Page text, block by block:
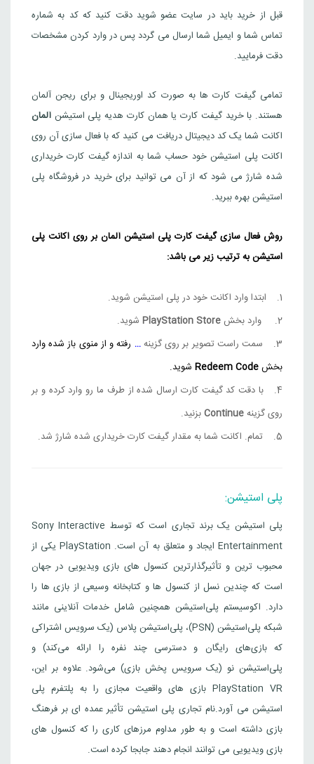
قبل از خرید باید در سایت عضو شوید دقت کنید که کد به شماره
تماس شما و ایمیل شما ارسال می گردد پس در وارد کردن مشخصات
دقت فرمایید.
تمامی گیفت کارت ها به صورت کد اوریجینال و برای ریجن آلمان
هستند. با خرید گیفت کارت یا همان کارت هدیه پلی استیشن آلمان
اکانت شما یک کد دیجیتال دریافت می کنید که با فعال سازی آن روی
اکانت پلی استیشن خود حساب شما به اندازه گیفت کارت خریداری
شده شارژ می شود که از آن می توانید برای خرید در فروشگاه پلی
استیشن بهره ببرید.
روش فعال سازی گیفت کارت پلی استیشن آلمان بر روی اکانت پلی
استیشن به ترتیب زیر می باشد:
ابتدا وارد اکانت خود در پلی استیشن شوید.
وارد بخش PlayStation Store شوید.
سمت راست تصویر بر روی گزینه… رفته و از منوی باز شده وارد
بخشRedeem Code شوید.
با دقت کد گیفت کارت ارسال شده از طرف ما رو وارد کرده و بر
روی گزینهContinueبزنید.
تمام. اکانت شما به مقدار گیفت کارت خریداری شده شارژ شد.
پلی استیشن:
پلی استیشن یک برند تجاری است که توسط Sony Interactive
Entertainment ایجاد و متعلق به آن است. PlayStation یکی از
محبوب ترین و تأثیرگذارترین کنسول های بازی ویدیویی در جهان
است که چندین نسل از کنسول ها و کتابخانه وسیعی از بازی ها را
دارد. اکوسیستم پلی‌استیشن همچنین شامل خدمات آنلاینی مانند
شبکه پلی‌استیشن (PSN)، پلی‌استیشن پلاس (یک سرویس اشتراکی
که بازی‌های رایگان و دسترسی چند نفره را ارائه می‌کند) و
پلی‌استیشن نو (یک سرویس پخش بازی) می‌شود. علاوه بر این،
PlayStation VR بازی های واقعیت مجازی را به پلتفرم پلی
استیشن می آورد.نام تجاری پلی استیشن تأثیر عمده ای بر فرهنگ
بازی داشته است و به طور مداوم مرزهای کاری را که کنسول های
بازی ویدیویی می توانند انجام دهند جابجا کرده است.